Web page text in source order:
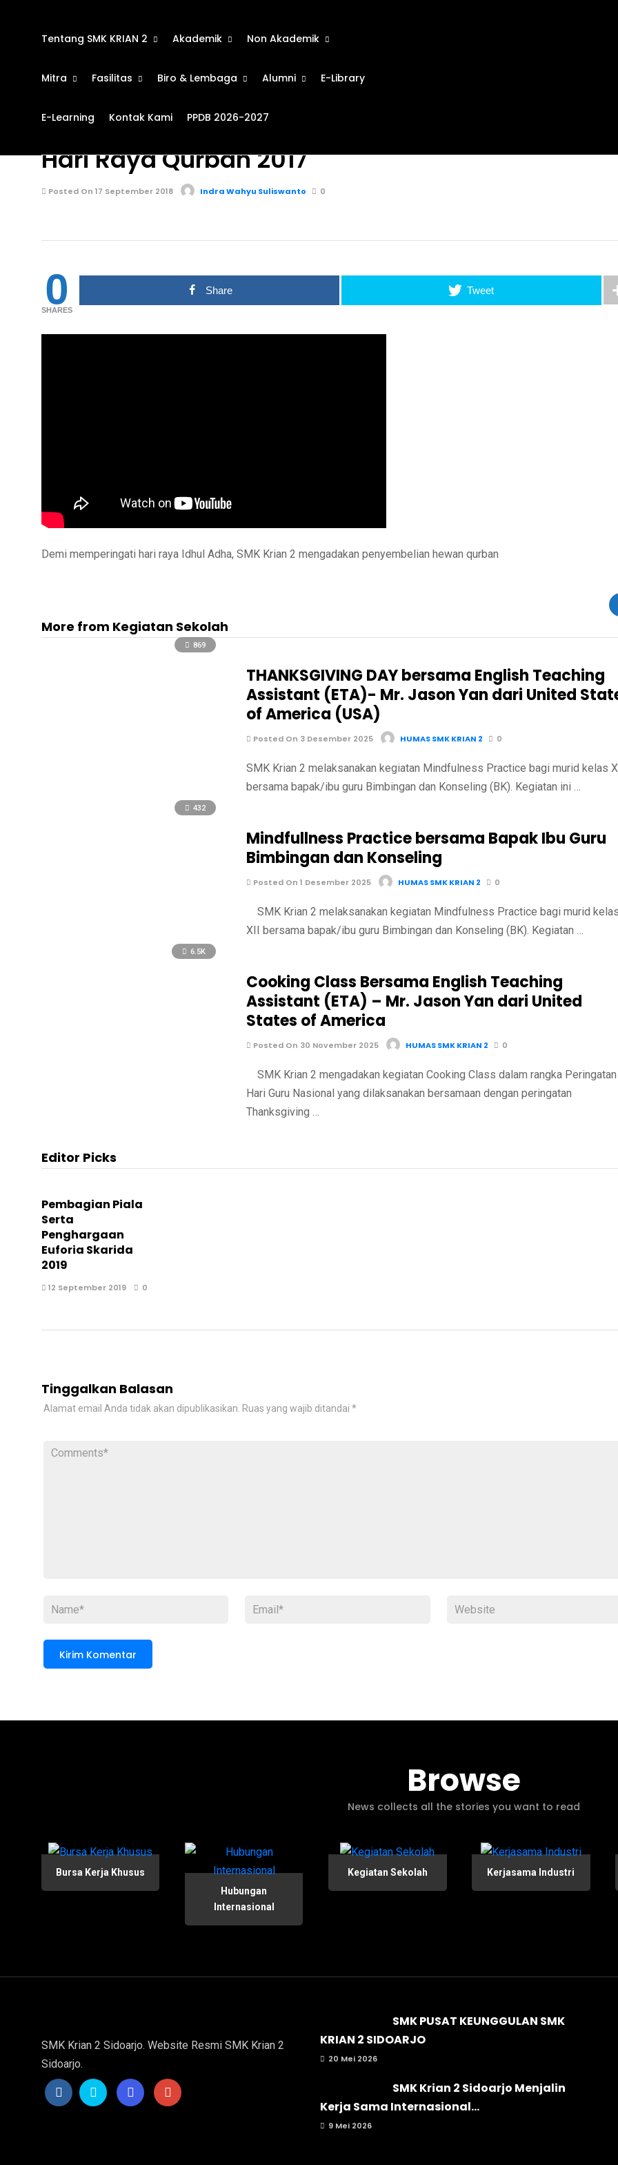
Tentang SMK KRIAN 2 Akademik Non Akademik
Mitra Fasilitas Biro & Lembaga Alumni E-Library
E-Learning Kontak Kami PPDB 2026-2027
Hari Raya Qurban 2017
Posted On 17 September 2018 Indra Wahyu Suliswanto 0
0
SHARES
Share Tweet
Demi memperingati hari raya Idhul Adha, SMK Krian 2 mengadakan penyembelian hewan qurban
More from Kegiatan Sekolah
869
THANKSGIVING DAY bersama English Teaching
Assistant (ETA)- Mr. Jason Yan dari United
of America (USA)
Posted On 3 Desember 2025 HUMAS SMK KRIAN 2 0
SMK Krian 2 melaksanakan kegiatan Mindfulness Practice bagi murid kelas
bersama bapak/ibu guru Bimbingan dan Konseling (BK). Kegiatan ini …
432
Mindfullness Practice bersama Bapak Ibu Guru
Bimbingan dan Konseling
Posted On 1 Desember 2025 HUMAS SMK KRIAN 2 0
SMK Krian 2 melaksanakan kegiatan Mindfulness Practice bagi murid kelas
XII bersama bapak/ibu guru Bimbingan dan Konseling (BK). Kegiatan …
6.5K
Cooking Class Bersama English Teaching
Assistant (ETA) – Mr. Jason Yan dari United
States of America
Posted On 30 November 2025 HUMAS SMK KRIAN 2 0
SMK Krian 2 mengadakan kegiatan Cooking Class dalam rangka Peringatan
Hari Guru Nasional yang dilaksanakan bersamaan dengan peringatan
Thanksgiving …
Editor Picks
Pembagian Piala
Serta
Penghargaan
Euforia Skarida
2019
12 September 2019 0
Tinggalkan Balasan
Alamat email Anda tidak akan dipublikasikan. Ruas yang wajib ditandai *
Browse
News collects all the stories you want to read
Bursa Kerja Khusus
Hubungan
Internasional
Kegiatan Sekolah Kerjasama Industri
SMK Krian 2 Sidoarjo. Website Resmi SMK Krian 2
Sidoarjo.
SMK PUSAT KEUNGGULAN SMK
KRIAN 2 SIDOARJO
20 Mei 2026
SMK Krian 2 Sidoarjo Menjalin
Kerja Sama Internasional...
9 Mei 2026